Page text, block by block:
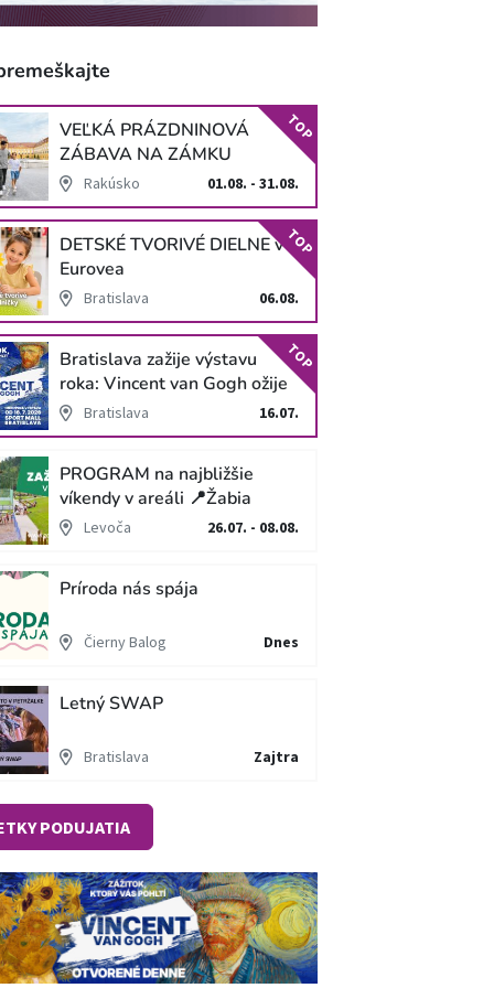
VEĽKÁ PRÁZDNINOVÁ
ZÁBAVA NA ZÁMKU
SCHLOSS HOF
Rakúsko 01.08. - 31.08.
TOP
DETSKÉ TVORIVÉ DIELNE v
Eurovea
Bratislava 06.08.
TOP
Bratislava zažije výstavu
roka: Vincent van Gogh ožije
v unikátnej imerzívnej šou!
Bratislava 16.07.
TOP
PROGRAM na najbližšie
víkendy v areáli 📍Žabia
cestaLevoča 26.07. - 08.08.
Príroda nás spája
Čierny Balog Dnes
Letný SWAP
Bratislava Zajtra
PODUJATIA